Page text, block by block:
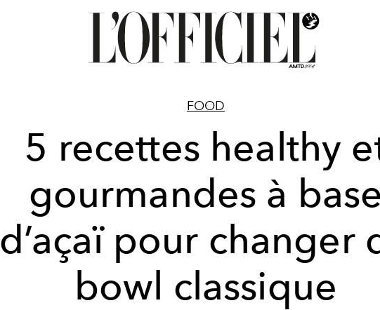
FOOD
5 recettes healthy
gourmandes à base
d’açaï pour changer
bowl classique